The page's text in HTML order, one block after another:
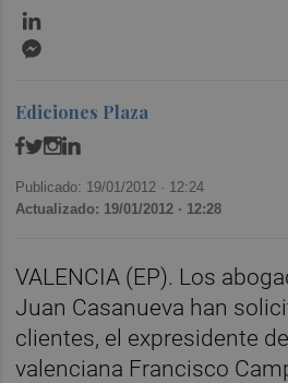
Ediciones Plaza
Publicado: 19/01/2012 · 12:24
Actualizado: 19/01/2012 · 12:28
VALENCIA (EP). Los
Juan Casanueva han
clientes, el expresidente
valenciana Francisco